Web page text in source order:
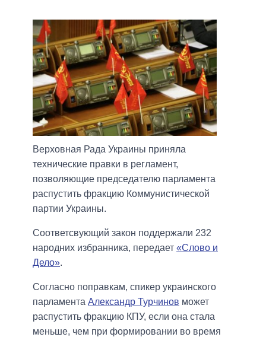
Верховная Рада Украины приняла
технические правки в регламент,
позволяющие председателю парламента
распустить фракцию Коммунистической
партии Украины.
Соответсвующий закон поддержали 232
народних избранника, передает «Слово и
Дело».
Согласно поправкам, спикер украинского
парламента Александр Турчинов может
распустить фракцию КПУ, если она стала
меньше, чем при формировании во время